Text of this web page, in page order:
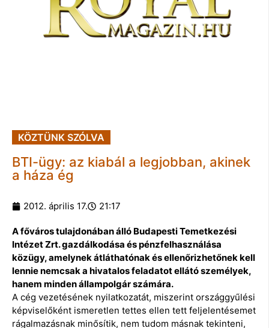
KÖZTÜNK SZÓLVA
BTI-ügy: az kiabál a legjobban, akinek
a háza ég
2012. április 17. 21:17
A főváros tulajdonában álló Budapesti Temetkezési
Intézet Zrt. gazdálkodása és pénzfelhasználása
közügy, amelynek átláthatónak és ellenőrizhetőnek kell
lennie nemcsak a hivatalos feladatot ellátó személyek,
hanem minden állampolgár számára.
A cég vezetésének nyilatkozatát, miszerint országgyűlési
képviselőként ismeretlen tettes ellen tett feljelentésemet
rágalmazásnak minősítik, nem tudom másnak tekinteni,